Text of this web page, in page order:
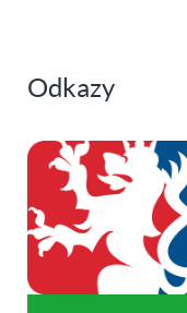
Odkazy